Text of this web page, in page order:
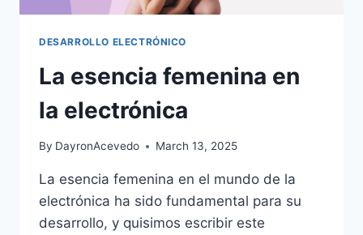
DESARROLLO ELECTRÓNICO
La esencia femenina en
la electrónica
By DayronAcevedo March 13, 2025
La esencia femenina en el mundo de la
electrónica ha sido fundamental para su
desarrollo, y quisimos escribir este